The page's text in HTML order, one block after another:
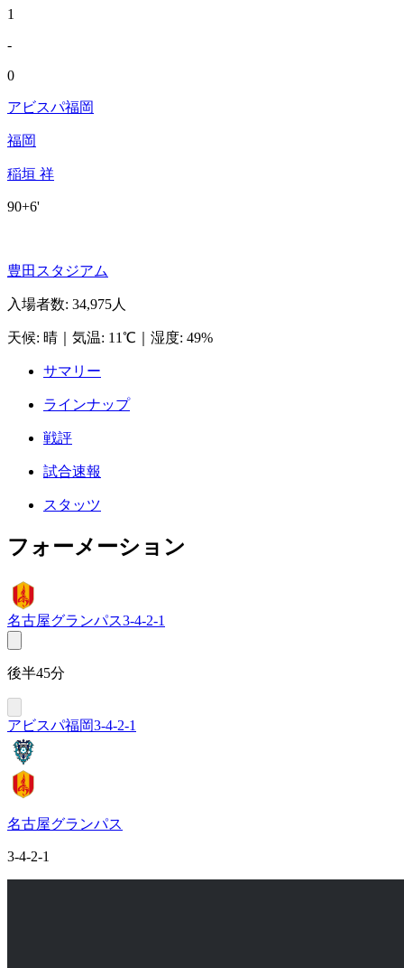
1
-
0
アビスパ福岡
福岡
稲垣 祥
90+6'
豊田スタジアム
入場者数: 34,975人
天候: 晴 気温: 11℃ 湿度: 49%
サマリー
ラインナップ
戦評
試合速報
スタッツ
フォーメーション
名古屋グランパス3-4-2-1
後半45分
アビスパ福岡3-4-2-1
名古屋グランパス
3-4-2-1